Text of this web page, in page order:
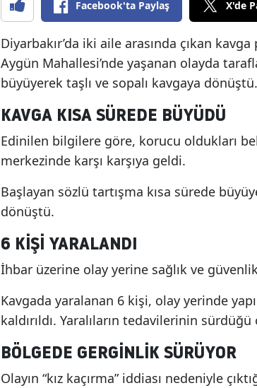
Facebook'ta Paylaş X'de
Diyarbakır’da iki aile arasında çıkan
Aygün Mahallesi’nde yaşanan olayda
büyüyerek taşlı ve sopalı kavgaya
KAVGA KISA SÜREDE BÜYÜDÜ
Edinilen bilgilere göre, korucu oldukları
merkezinde karşı karşıya geldi.
Başlayan sözlü tartışma kısa sürede
dönüştü.
6 KIŞI YARALANDI
İhbar üzerine olay yerine sağlık ve
Kavgada yaralanan 6 kişi, olay yerinde
kaldırıldı. Yaralıların tedavilerinin
BÖLGEDE GERGINLIK SÜRÜYOR
Olayın “kız kaçırma” iddiası nedeniyle